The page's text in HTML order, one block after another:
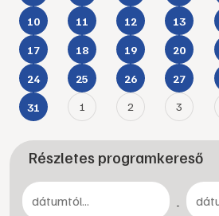
10 11 12 13
17 18 19 20
24 25 26 27
31 1 2 3
Részletes programkereső
-